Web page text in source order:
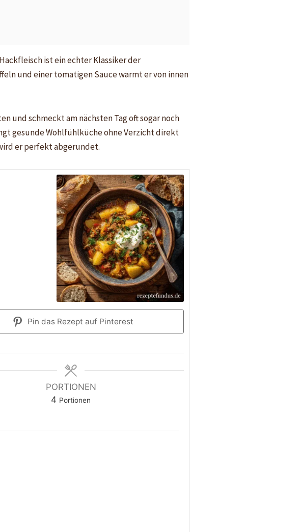
ist ein echter Klassiker der
und einer tomatigen Sauce wärmt er von innen
und schmeckt am nächsten Tag oft sogar noch
gesunde Wohlfühlküche ohne Verzicht direkt
er perfekt abgerundet.
Pin das Rezept auf Pinterest
PORTIONEN
4 Portionen